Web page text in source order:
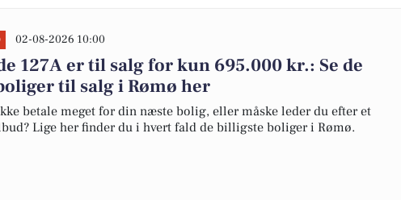
02-08-2026 10:00
127A er til salg for kun 695.000 kr.: Se de
til salg i Rømø her
betale meget for din næste bolig, eller måske leder du efter et
Lige her finder du i hvert fald de billigste boliger i Rømø.